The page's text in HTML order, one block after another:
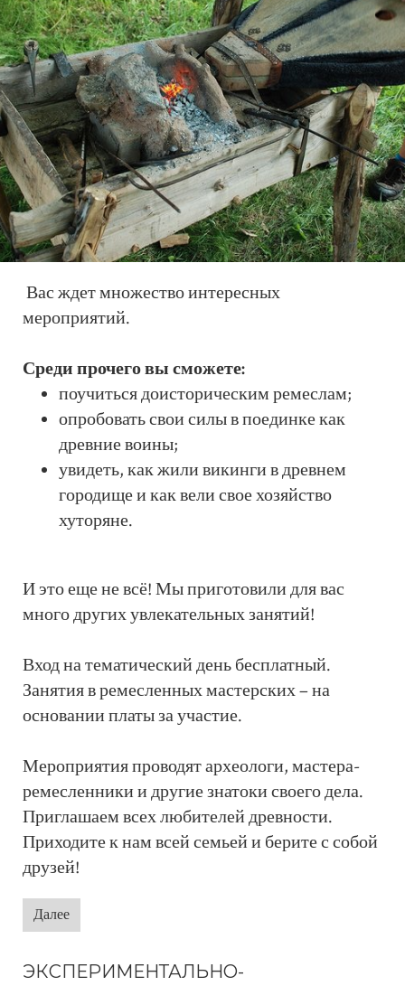
Вас ждет множество интересных
мероприятий.
Среди прочего вы сможете:
поучиться доисторическим ремеслам;
опробовать свои силы в поединке как
древние воины;
увидеть, как жили викинги в древнем
городище и как вели свое хозяйство
хуторяне.
И это еще не всё! Мы приготовили для вас
много других увлекательных занятий!
Вход на тематический день бесплатный.
Занятия в ремесленных мастерских – на
основании платы за участие.
Мероприятия проводят археологи, мастера-
ремесленники и другие знатоки своего дела.
Приглашаем всех любителей древности.
Приходите к нам всей семьей и берите с собой
друзей!
Далее
ЭКСПЕРИМЕНТАЛЬНО-